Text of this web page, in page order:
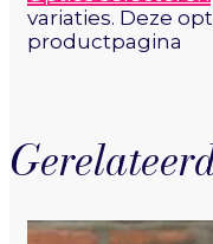
variaties. Deze
productpagina